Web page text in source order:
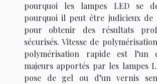
pourquoi les lampes LED se
pourquoi il peut être judicieux de
pour obtenir des résultats
sécurisés. Vitesse de
polymérisation rapide est l’un
majeurs apportés par les lampes
pose de gel ou d’un vernis